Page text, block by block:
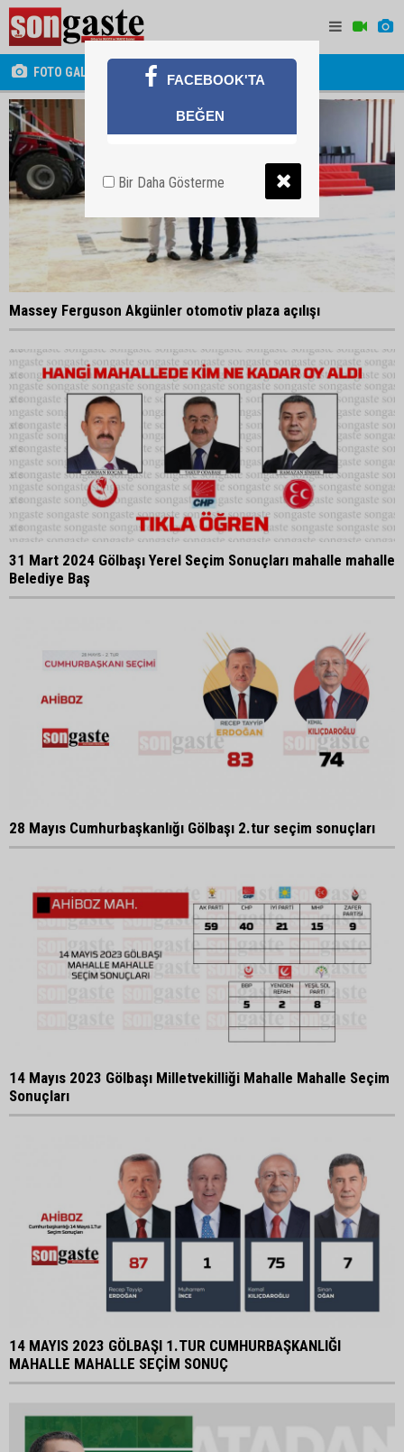
FOTO GALERİ
Massey Ferguson Akgünler otomotiv plaza açılışı
31 Mart 2024 Gölbaşı Yerel Seçim Sonuçları mahalle mahalle
Belediye Baş
28 Mayıs Cumhurbaşkanlığı Gölbaşı 2.tur seçim sonuçları
14 Mayıs 2023 Gölbaşı Milletvekilliği Mahalle Mahalle Seçim
Sonuçları
14 MAYIS 2023 GÖLBAŞI 1.TUR CUMHURBAŞKANLIĞI
MAHALLE MAHALLE SEÇİM SONUÇ
FACEBOOK'TA
BEĞEN
Bir Daha Gösterme